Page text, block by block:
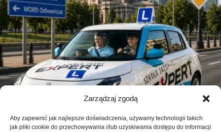
Zarządzaj zgodą
Aby zapewnić jak najlepsze doświadczenia, używamy technologii takich
jak pliki cookie do przechowywania i/lub uzyskiwania dostępu do informacji